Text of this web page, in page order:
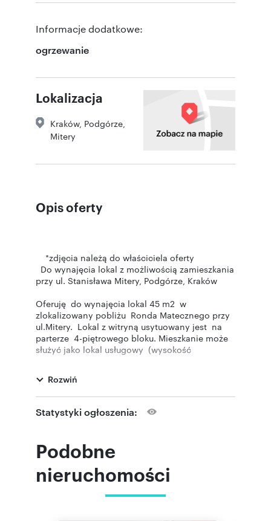
Informacje dodatkowe:
ogrzewanie
Lokalizacja
Kraków, Podgórze
Mitery
Opis oferty
*zdjęcia należą do właściciela oferty
Do wynajęcia lokal z możliwością zamieszkania
przy ul. Stanisława Mitery, Podgórze, Kraków
Oferuję do wynajęcia lokal 45 m2 w
zlokalizowany pobliżu Ronda Matecznego przy
ul.Mitery. Lokal z witryną usytuowany jest na
parterze 4-piętrowego bloku. Mieszkanie może
służyć jako lokal usługowy (wysokość
piwnicy w tym samym budynku o łącznej
powierzchni 50m2.
Atutem są zainstalowane elektryczne rolety
zdjęciach w ofercie może zostać usunięte
. Lokal idealnie nadaje się pod:
Rozwiń
Statystyki ogłoszenia:
Podobne
nieruchomości